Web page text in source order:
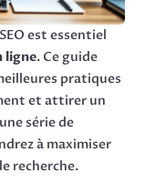
est essentiel
ligne. Ce guide
pratiques
et attirer un
série de
à maximiser
recherche.